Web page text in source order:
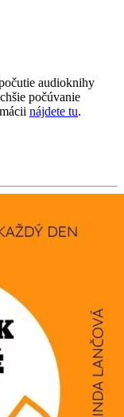
audioknihy
počúvanie
nájdete tu.